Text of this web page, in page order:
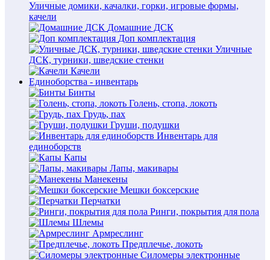
Уличные домики, качалки, горки, игровые формы,
качели
Домашние ДСК
Доп комплектация
Уличные
ДСК, турники, шведские стенки
Качели
Единоборства - инвентарь
Бинты
Голень, стопа, локоть
Грудь, пах
Груши, подушки
Инвентарь для
единоборств
Капы
Лапы, макивары
Манекены
Мешки боксерские
Перчатки
Ринги, покрытия для пола
Шлемы
Армреслинг
Предплечье, локоть
Силомеры электронные